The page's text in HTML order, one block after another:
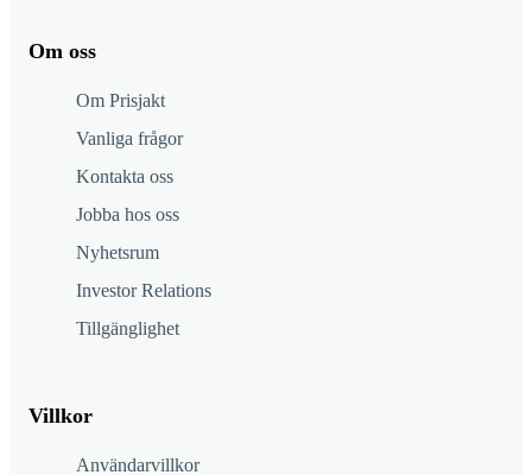
Om oss
Om Prisjakt
Vanliga frågor
Kontakta oss
Jobba hos oss
Nyhetsrum
Investor Relations
Tillgänglighet
Villkor
Användarvillkor